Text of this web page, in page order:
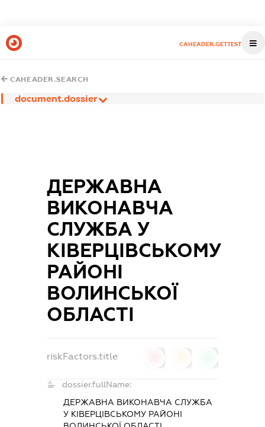
CAHEADER.GETTEST
CAHEADER.SEARCH
document.dossier
ДЕРЖАВНА
ВИКОНАВЧА
СЛУЖБА У
КІВЕРЦІВСЬКОМУ
РАЙОНІ
ВОЛИНСЬКОЇ
ОБЛАСТІ
riskFactors.title
dossier.fullName:
ДЕРЖАВНА ВИКОНАВЧА СЛУЖБА
У КІВЕРЦІВСЬКОМУ РАЙОНІ